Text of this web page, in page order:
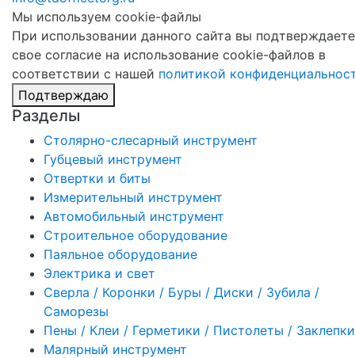
Мы используем cookie-файлы
При использовании данного сайта вы подтверждаете
свое согласие на использование cookie-файлов в
соответствии с нашей политикой
Подтверждаю
Разделы
Столярно-слесарный инструмент
Губцевый инструмент
Отвертки и биты
Измерительный инструмент
Автомобильный инструмент
Строительное оборудование
Паяльное оборудование
Электрика и свет
Сверла / Коронки / Буры / Диски / Зубила /
Саморезы
Пены / Клеи / Герметики / Пистолеты / Заклепки
Малярный инструмент